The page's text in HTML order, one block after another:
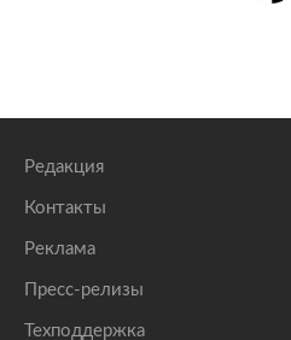
Редакция
Контакты
Реклама
Пресс-релизы
Техподдержка